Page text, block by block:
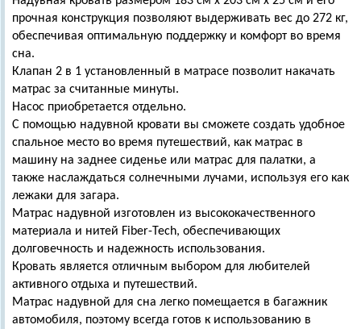
прочная конструкция позволяют выдерживать вес до 272 кг,
обеспечивая оптимальную поддержку и комфорт во время
сна.
Клапан 2 в 1 установленный в матрасе позволит накачать
матрас за считанные минуты.
Насос приобретается отдельно.
С помощью надувной кровати вы сможете создать удобное
спальное место во время путешествий, как матрас в
машину на заднее сиденье или матрас для палатки, а
также наслаждаться солнечными лучами, используя его как
лежаки для загара.
Матрас надувной изготовлен из высококачественного
материала и нитей Fiber-Tech, обеспечивающих
долговечность и надежность использования.
Кровать является отличным выбором для любителей
активного отдыха и путешествий.
Матрас надувной для сна легко помещается в багажник
автомобиля, поэтому всегда готов к использованию в